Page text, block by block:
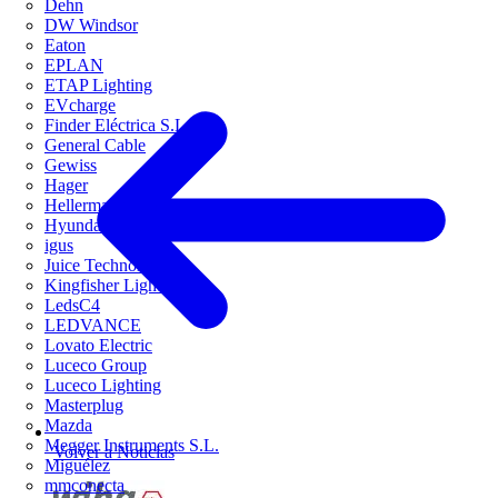
Dehn
DW Windsor
Eaton
EPLAN
ETAP Lighting
EVcharge
Finder Eléctrica S.L.U
General Cable
Gewiss
Hager
HellermannTyton
Hyundai Electric
igus
Juice Technology
Kingfisher Lighting
LedsC4
LEDVANCE
Lovato Electric
Luceco Group
Luceco Lighting
Masterplug
Mazda
Megger Instruments S.L.
Miguélez
mmconecta
Volver a Noticias